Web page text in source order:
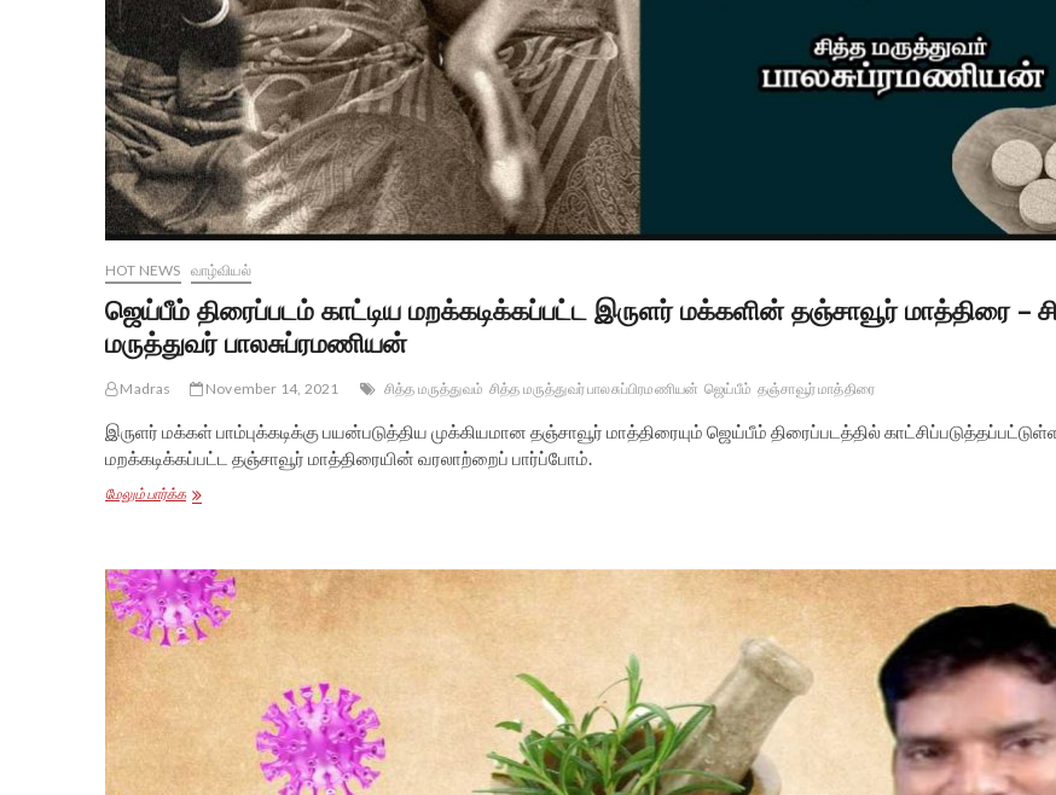
HOT NEWS வாழ்வியல்
ஜெய்பீம் திரைப்படம் காட்டிய மறக்கடிக்கப்பட்ட இருளர் மக்களின் தஞ்சாவூர் மாத்திரை –
மருத்துவர் பாலசுப்ரமணியன்
Madras November 14, 2021 சித்த மருத்துவம் சித்த மருத்துவர் பாலசுப்பிரமணியன் ஜெய்பீம் தஞ்சாவூர் மாத்திரை
இருளர் மக்கள் பாம்புக்கடிக்கு பயன்படுத்திய முக்கியமான தஞ்சாவூர் மாத்திரையும் ஜெய்பீம் திரைப்படத்தில்
மறக்கடிக்கப்பட்ட தஞ்சாவூர் மாத்திரையின் வரலாற்றைப் பார்ப்போம்.
மேலும் பார்க்கஜெய்பீம்
இருளர்
மக்களின்
தஞ்சாவூர்
மாத்திரை
சித்த
பாலசுப்ரமணியன்